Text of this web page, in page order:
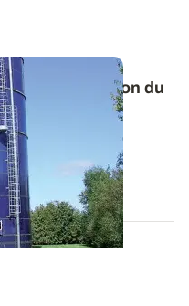
de conservation du
stockage
grain humide va
ou...